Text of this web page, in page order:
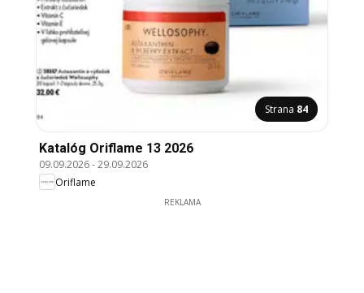
Strana 84
Katalóg Oriflame 13 2026
09.09.2026-29.09.2026
Oriflame
REKLAMA